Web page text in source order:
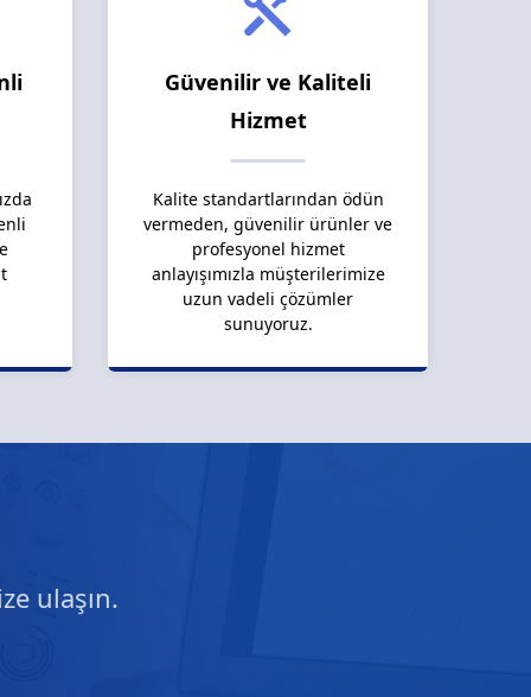
Güvenilir ve Kaliteli
Hizmet
Kalite standartlarından ödün
vermeden, güvenilir ürünler ve
profesyonel hizmet
anlayışımızla müşterilerimize
uzun vadeli çözümler
sunuyoruz.
ulaşın.